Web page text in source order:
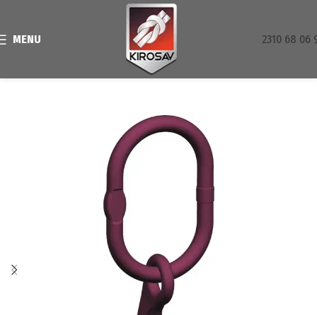
MENU 2310 68 06